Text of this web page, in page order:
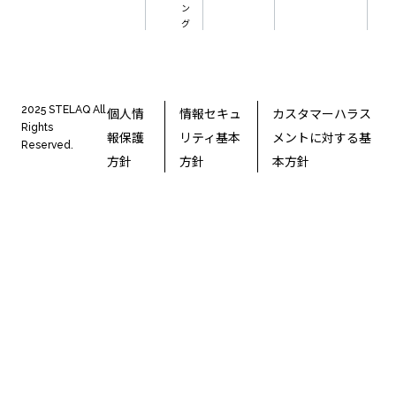
ン
グ
2025 STELAQ All
Rights
Reserved.
個人情
報保護
方針
情報セキュ
リティ基本
方針
カスタマーハラス
メントに対する基
本方針